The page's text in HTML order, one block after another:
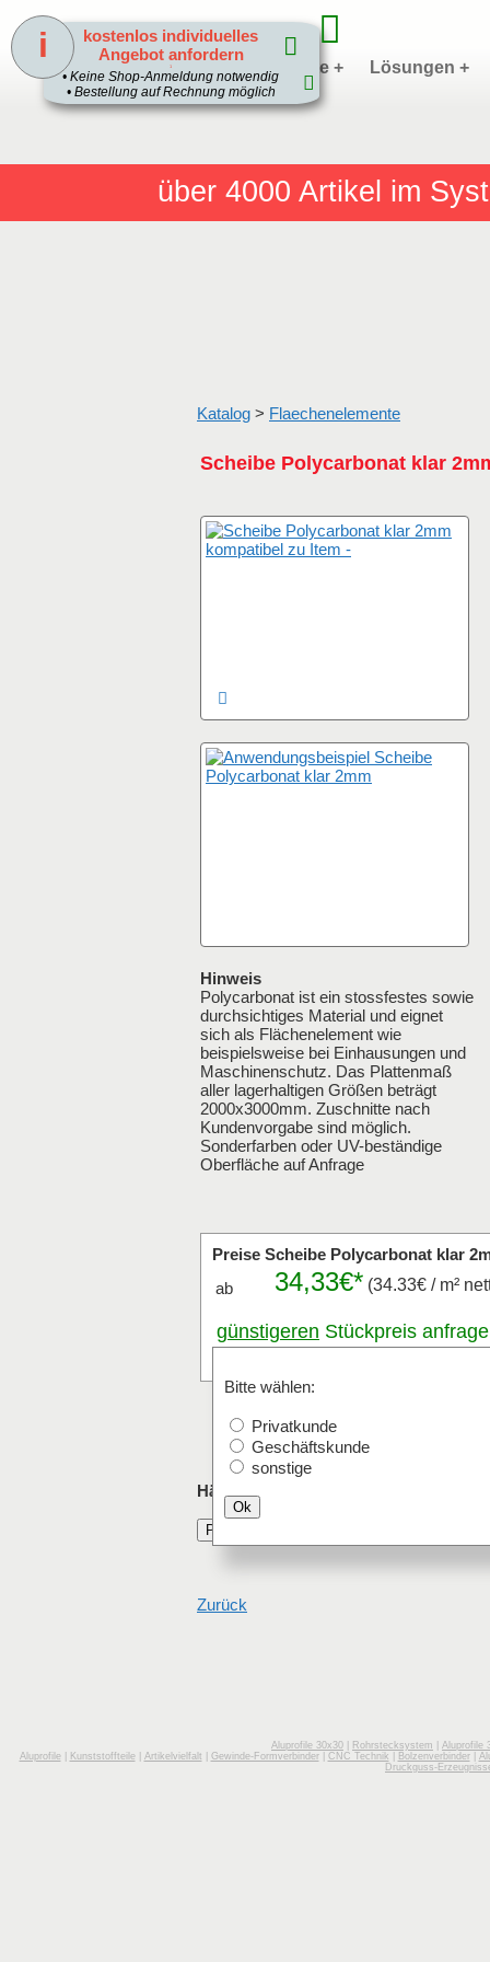
über 4000 Artikel im
Home Produkte + Lösungen +
Katalog > Flaechenelemente
Scheibe Polycarbonat klar
Hinweis
Polycarbonat ist ein stossfestes sowie
durchsichtiges Material und eignet
sich als Flächenelement wie
beispielsweise bei Einhausungen und
Maschinenschutz. Das Plattenmaß
aller lagerhaltigen Größen beträgt
2000x3000mm. Zuschnitte nach
Kundenvorgabe sind möglich.
Sonderfarben oder UV-beständige
Oberfläche auf Anfrage
Preise Scheibe Polycarbonat klar
Bitte wählen:
Privatkunde
Geschäftskunde
sonstige
Ok
ab 34,33€* (34.33€ / m²
günstigeren Stückpreis
Häufig mit Scheibe Polycarbonat klar
Polycarbonat
Zurück
Aluprofile 30x30 Rohrstecksystem
Aluprofile
Aluprofile| Kunststoffteile| Artikelvielfalt Gewinde-Formverbinder| CNC Technik Bolzenverbinder|
Druckguss-
kostenlos individuelles
Angebot anfordern
1
• Keine Shop-Anmeldung notwendig
• Bestellung auf Rechnung möglich
i